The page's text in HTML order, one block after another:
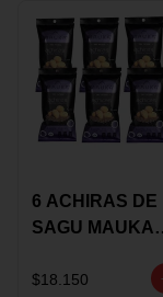
6 ACHIRAS DE
SAGU MAUKA
$18.150